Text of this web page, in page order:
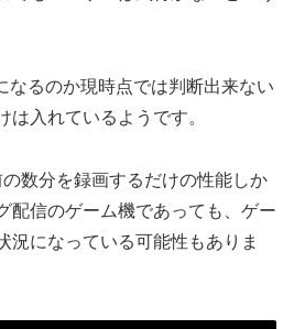
なるのか現時点では判断出来ない
は入れているようです。
数分を録画するだけの性能しか
配信のゲーム機であっても、ゲー
況になっている可能性もありま